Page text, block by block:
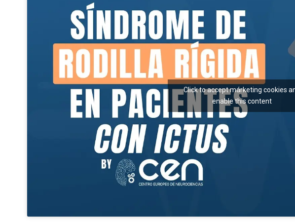
Click to accept márketing cookies
enable this content